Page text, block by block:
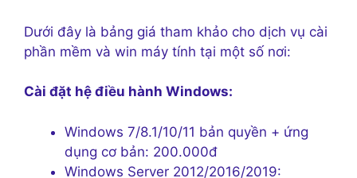
Dưới đây là bảng giá tham khảo cho dịch vụ cài
phần mềm và win máy tính tại một số nơi:
Cài đặt hệ điều hành Windows:
Windows 7/8.1/10/11 bản quyền + ứng
dụng cơ bản: 200.000đ
Windows Server 2012/2016/2019: